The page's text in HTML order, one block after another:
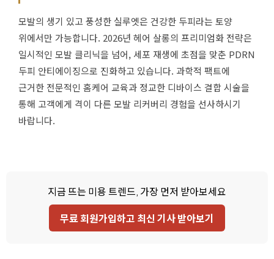
모발의 생기 있고 풍성한 실루엣은 건강한 두피라는 토양
위에서만 가능합니다. 2026년 헤어 살롱의 프리미엄화 전략은
일시적인 모발 클리닉을 넘어, 세포 재생에 초점을 맞춘 PDRN
두피 안티에이징으로 진화하고 있습니다. 과학적 팩트에
근거한 전문적인 홈케어 교육과 정교한 디바이스 결합 시술을
통해 고객에게 격이 다른 모발 리커버리 경험을 선사하시기
바랍니다.
지금 뜨는 미용 트렌드, 가장 먼저 받아보세요
무료 회원가입하고 최신 기사 받아보기